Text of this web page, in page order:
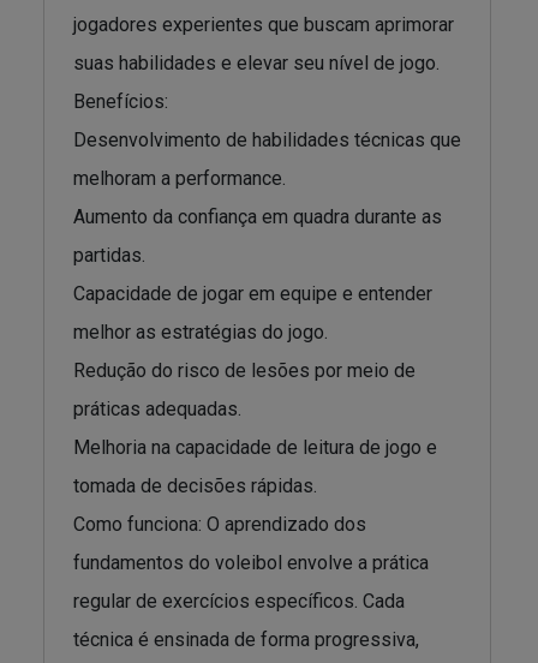
jogadores experientes que buscam aprimorar
suas habilidades e elevar seu nível de jogo.
Benefícios:
Desenvolvimento de habilidades técnicas que
melhoram a performance.
Aumento da confiança em quadra durante as
partidas.
Capacidade de jogar em equipe e entender
melhor as estratégias do jogo.
Redução do risco de lesões por meio de
práticas adequadas.
Melhoria na capacidade de leitura de jogo e
tomada de decisões rápidas.
Como funciona: O aprendizado dos
fundamentos do voleibol envolve a prática
regular de exercícios específicos. Cada
técnica é ensinada de forma progressiva,